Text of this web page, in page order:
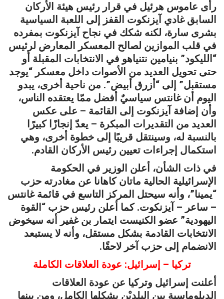
رأى عاموس هرئيل في قرار رئيس هيئة الأركان
السابق غادي آيزنكوت القفز إلى اللعبة السياسية
بشرى سارة، لكنه شكك في نجاح آيزنكوت بمفرده
في قلب الموازين لصالح المعسكر المعارض لرئيس
“الليكود” بنيامين نتنياهو في الانتخابات المقبلة أو
حتى تحويل العديد من الأصوات داخل معسكر “يوجد
مستقبل” إلى “أزرق أبيض”. من ناحية أخرى، يبدو
اليوم أن غانتس سياسيٌ أفضل ممّا يعتقده الناس،
وأن إضافة آيزنكوت إلى القائمة – على عكس
العديد من التقديرات المبكرة – يعدّ إنجازًا كبيرًا
بالنسبة له، وسينتقل قريبًا إلى خطوة أخرى، وهي
استكمال إجراءات تعيين رئيس الأركان القادم.
في ذات الشأن، أعلن الوزير في الحكومة
الإسرائيلية الحالية ماتان كاهانا عن مغادرته حزب
“يمينا”، وأنه سيحتل المركز التاسع في قائمة غانتس
– ساعر – آيزنكوت. كما أعلن رئيس حزب “القوة
اليهودية” عضو الكنيست ايتمار بن غفير أنه سيخوض
الانتخابات القادمة بشكل مستقل، وأنه لا يستبعد
الانضمام إلى حزب آخر لاحقًا.
تركيا – إسرائيل: عودة العلاقات الكاملة
أعلنت إسرائيل وتركيا عن عودة العلاقات
الدبلوماسية بين البلديْن بشكلها الكامل، ومن بينها